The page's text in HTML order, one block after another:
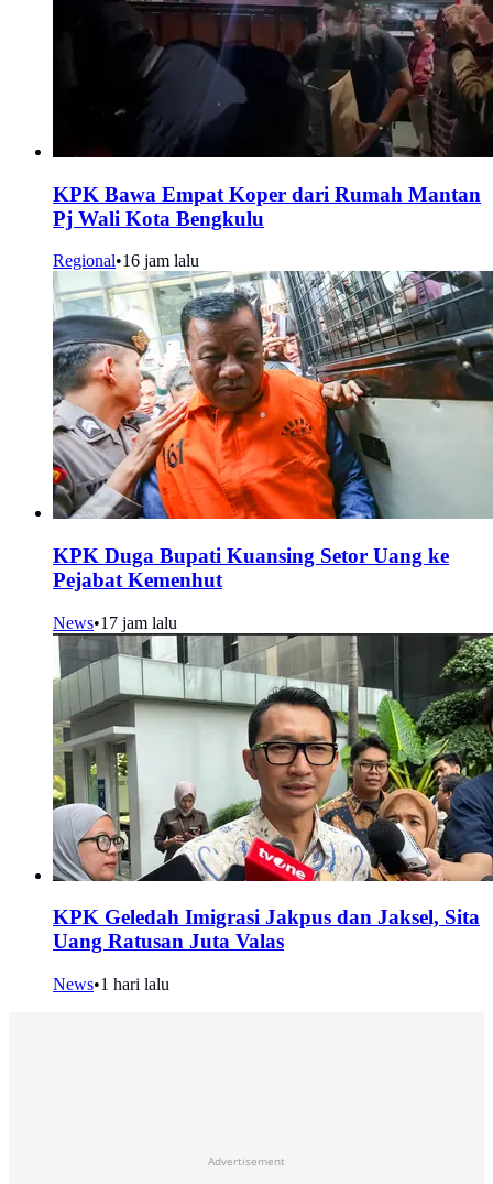
KPK Bawa Empat Koper dari Rumah Mantan
Pj Wali Kota Bengkulu
Regional•16 jam lalu
KPK Duga Bupati Kuansing Setor Uang ke
Pejabat Kemenhut
News•17 jam lalu
KPK Geledah Imigrasi Jakpus dan Jaksel, Sita
Uang Ratusan Juta Valas
News•1 hari lalu
Advertisement